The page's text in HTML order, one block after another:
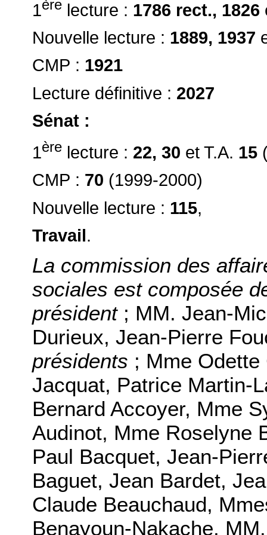
1ère lecture : 1786 rect., 1826
Nouvelle lecture : 1889, 1937
CMP : 1921
Lecture définitive : 2027
Sénat :
1ère lecture : 22, 30 et T.A. 15
CMP : 70 (1999-2000)
Nouvelle lecture : 115,
Travail.
La commission des
sociales est composée
président; MM. Jean-
Durieux, Jean-Pierre
présidents ; Mme
Jacquat, Patrice Martin-
Bernard Accoyer, Mme
Audinot, Mme Roselyne
Paul Bacquet, Jean-
Baguet, Jean Bardet,
Claude Beauchaud,
Benayoun-Nakache,